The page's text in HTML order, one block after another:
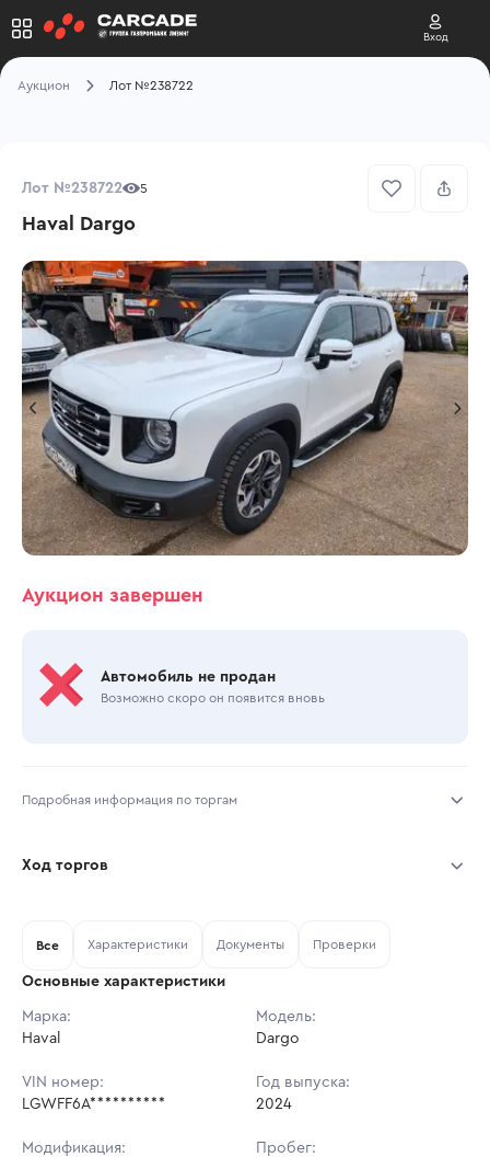
Вход
Аукцион Лот №238722
Лот №238722 5
Haval Dargo
Аукцион завершен
Автомобиль не продан
Возможно скоро он появится вновь
Подробная информация по торгам
Тип аукциона: Открытые торги
Шаг торгов: 29 746 ₽
Кол-во ставок:
Ход торгов
Ставок не найдено
в аукционах
Все Характеристики Документы Проверки
Основные характеристики
Марка:
Haval
Модель:
Dargo
VIN номер:
LGWFF6A**********
Год выпуска:
2024
Модификация:
Пробег: